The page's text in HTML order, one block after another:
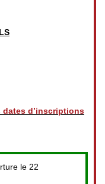
d’inscriptions
le 22